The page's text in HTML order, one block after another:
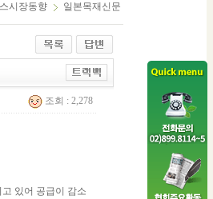
시장동향 일본목재신문
조회 : 2,278
있어 공급이 감소